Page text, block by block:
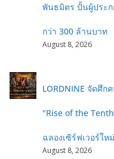
พันธมิตร ปั้นผู้ประก
กว่า 300 ล้านบาท
August 8, 2026
LORDNINE จัดศึ
"Rise of the
ฉลองเซิร์ฟเวอร์ให
August 8, 2026